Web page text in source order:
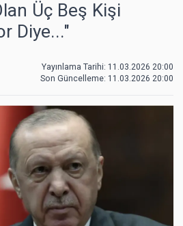
Üç Beş Kişi
Diye..."
Yayınlama Tarihi: 11.03.2026 20:00
Son Güncelleme: 11.03.2026 20:00